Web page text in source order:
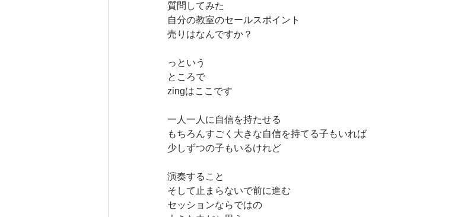
質問してみた
自分の教室のセールスポイント
売りはなんですか？
っという
ところで
zingはここです
一人一人に自信を持たせる
もちろんすごく大きな自信を持てる子もいれば
少しずつの子もいるけれど
演奏すること
そして止まらないで前に進む
セッションならではの